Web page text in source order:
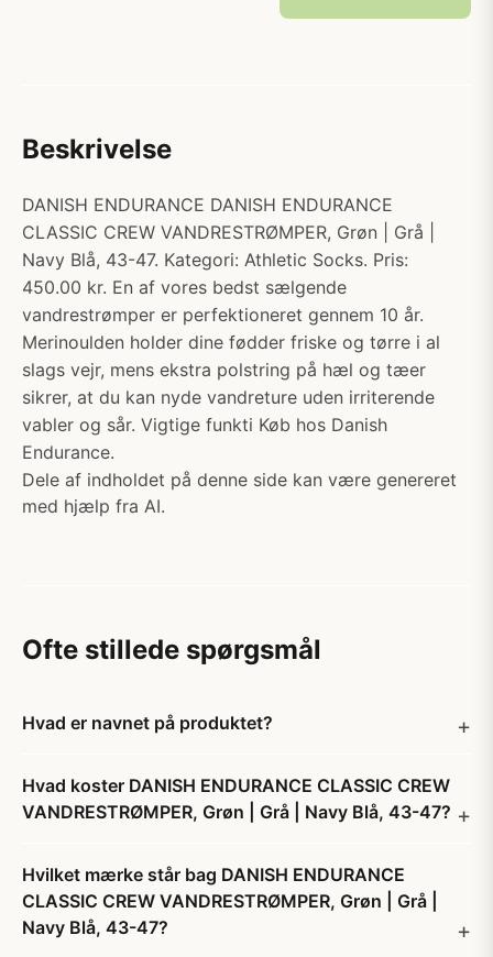
Beskrivelse
DANISH ENDURANCE DANISH ENDURANCE
CLASSIC CREW VANDRESTRØMPER, Grøn | Grå |
Navy Blå, 43-47. Kategori: Athletic Socks. Pris:
450.00 kr. En af vores bedst sælgende
vandrestrømper er perfektioneret gennem 10 år.
Merinoulden holder dine fødder friske og tørre i al
slags vejr, mens ekstra polstring på hæl og tæer
sikrer, at du kan nyde vandreture uden irriterende
vabler og sår. Vigtige funkti Køb hos Danish
Endurance.
Dele af indholdet på denne side kan være genereret
med hjælp fra AI.
Ofte stillede spørgsmål
Hvad er navnet på produktet?
Hvad koster DANISH ENDURANCE CLASSIC CREW
VANDRESTRØMPER, Grøn | Grå | Navy Blå, 43-47?
Hvilket mærke står bag DANISH ENDURANCE
CLASSIC CREW VANDRESTRØMPER, Grøn | Grå |
Navy Blå, 43-47?